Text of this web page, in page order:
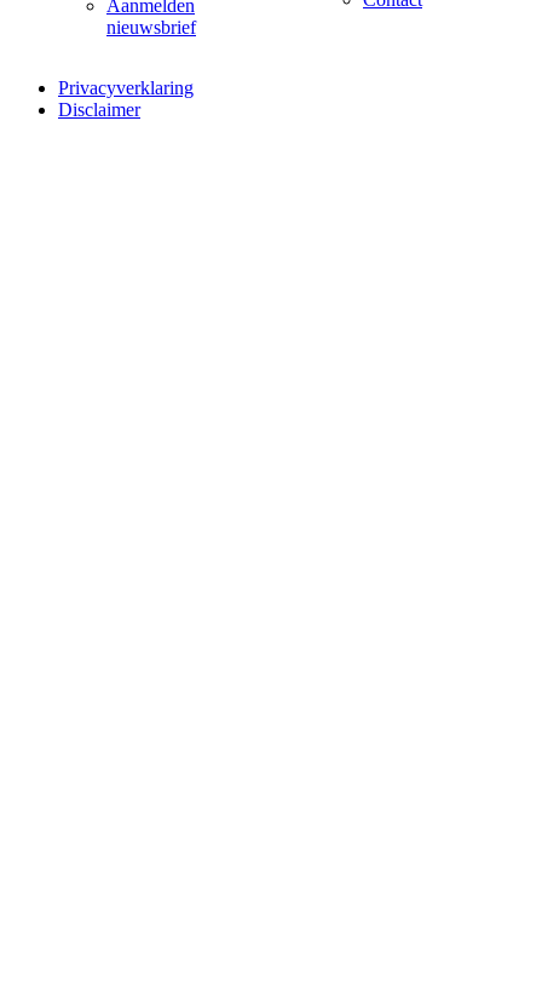
Aanmelden
nieuwsbrief
Privacyverklaring
Disclaimer